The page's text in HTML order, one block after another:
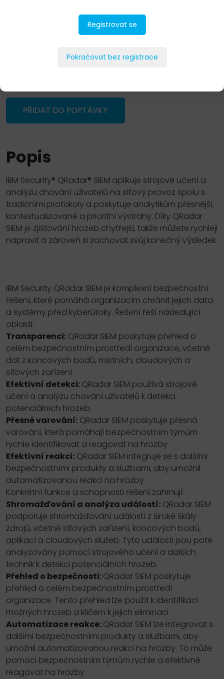
PŘIDAT DO POPTÁVKY
Popis
IBM Security® QRadar® SIEM aplikuje strojové učení a
analýzu chování uživatelů na síťový provoz spolu s
tradičními protokoly a poskytuje analytikům přesnější,
kontextualizované a prioritní výstrahy. Díky QRadar
SIEM je zjišťování hrozeb chytřejší, takže můžete rychleji
napravit a zároveň si zachovat svůj konečný výsledek.
IBM Security QRadar SIEM je komplexní bezpečnostní
řešení, které pomáhá organizacím chránit jejich data
a systémy před kyberútoky. Řešení řeší následující
oblasti:
Transparenci: QRadar SIEM poskytuje přehled o
celém bezpečnostním prostředí organizace, včetně
dat z koncových bodů, místních, cloudových a
síťových zařízení.
Efektivní detekci:QRadar SIEM používá strojové
učení a analýzu chování uživatelů k detekci
potenciálních hrozeb.
Přesné varování: QRadar SIEM poskytuje přesná
varování, která pomáhají bezpečnostním týmům
rychle identifikovat a reagovat na hrozby.
Efektivní reakci: QRadar SIEM integruje se s dalšími
bezpečnostními produkty a službami, aby umožnil
automatizovanou reakci na hrozby.
Konkrétní funkce a schopnosti řešení zahrnují:
Shromažďování a analýza událostí: QRadar SIEM
podporuje shromažďování událostí z široké škály
zdrojů, včetně síťových zařízení, koncových bodů,
aplikací a cloudových služeb. Tyto události jsou poté
analyzovány pomocí strojového učení a dalších
technik k detekci potenciálních hrozeb.
Přehled o bezpečnosti:QRadar SIEM poskytuje
přehled o celém bezpečnostním prostředí
organizace. Tento přehled lze použít k identifikaci
možných hrozeb a klíčem k jejich eliminaci.
Automatizace reakce:QRadar SIEM lze integrovat s
dalšími bezpečnostními produkty a službami, aby
umožnil automatizovanou reakci na hrozby. To může
pomoci bezpečnostním týmům rychle a efektivně
reagovat na hrozby.
Registrovat se
Pokračovat bez registrace